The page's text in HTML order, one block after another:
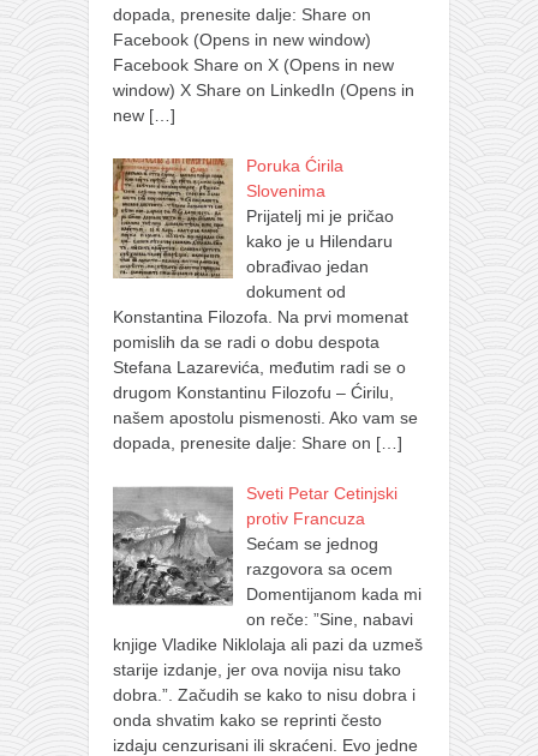
dopada, prenesite dalje: Share on
Facebook (Opens in new window)
Facebook Share on X (Opens in new
window) X Share on LinkedIn (Opens in
new […]
Poruka Ćirila
Slovenima
Prijatelj mi je pričao
kako je u Hilendaru
obrađivao jedan
dokument od
Konstantina Filozofa. Na prvi momenat
pomislih da se radi o dobu despota
Stefana Lazarevića, međutim radi se o
drugom Konstantinu Filozofu – Ćirilu,
našem apostolu pismenosti. Ako vam se
dopada, prenesite dalje: Share on […]
Sveti Petar Cetinjski
protiv Francuza
Sećam se jednog
razgovora sa ocem
Domentijanom kada mi
on reče: ”Sine, nabavi
knjige Vladike Niklolaja ali pazi da uzmeš
starije izdanje, jer ova novija nisu tako
dobra.”. Začudih se kako to nisu dobra i
onda shvatim kako se reprinti često
izdaju cenzurisani ili skraćeni. Evo jedne